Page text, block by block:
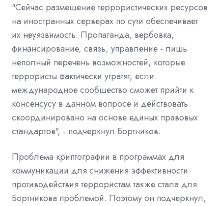
"Сейчас размещение террористических ресурсов
на иностранных серверах по сути обеспечивает
их неуязвимость. Пропаганда, вербовка,
финансирование, связь, управление - лишь
неполный перечень возможностей, которые
террористы фактически утратят, если
международное сообщество сможет прийти к
консенсусу в данном вопросе и действовать
скоординировано на основе единых правовых
стандартов", - подчеркнул Бортников.
Проблема криптографии в программах для
коммуникации для снижения эффективности
противодействия террористам также стала для
Бортникова проблемой. Поэтому он подчеркнул,